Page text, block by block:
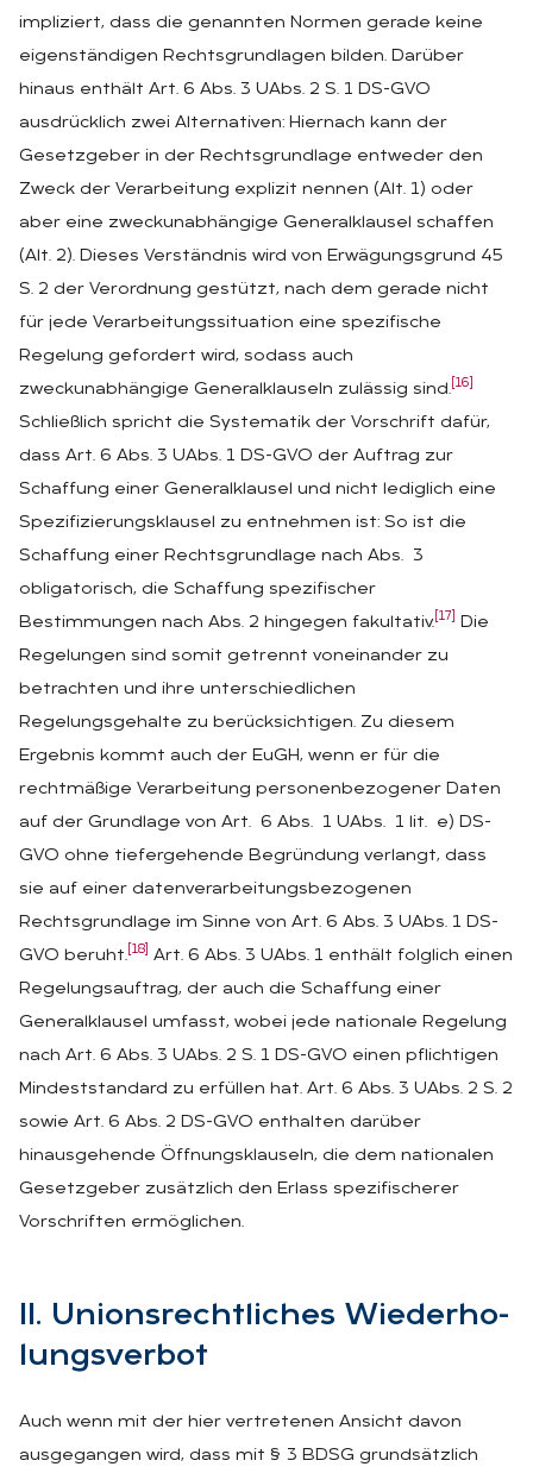
impliziert, dass die genannten Normen gerade keine
eigenständigen Rechtsgrundlagen bilden. Darüber
hinaus enthält Art. 6 Abs. 3 UAbs. 2 S. 1 DS-GVO
ausdrücklich zwei Alternativen: Hiernach kann der
Gesetzgeber in der Rechtsgrundlage entweder den
Zweck der Verarbeitung explizit nennen (Alt. 1) oder
aber eine zweckunabhängige Generalklausel schaffen
(Alt. 2). Dieses Verständnis wird von Erwägungsgrund 45
S. 2 der Verordnung gestützt, nach dem gerade nicht
für jede Verarbeitungssituation eine spezifische
Regelung gefordert wird, sodass auch
zweckunabhängige Generalklauseln zulässig sind. [16]
Schließlich spricht die Systematik der Vorschrift dafür,
dass Art. 6 Abs. 3 UAbs. 1 DS-GVO der Auftrag zur
Schaffung einer Generalklausel und nicht lediglich eine
Spezifizierungsklausel zu entnehmen ist: So ist die
Schaffung einer Rechtsgrundlage nach Abs. 3
obligatorisch, die Schaffung spezifischer
Bestimmungen nach Abs. 2 hingegen fakultativ. [17]
Die
Regelungen sind somit getrennt voneinander zu
betrachten und ihre unterschiedlichen
Regelungsgehalte zu berücksichtigen. Zu diesem
Ergebnis kommt auch der EuGH, wenn er für die
rechtmäßige Verarbeitung personenbezogener Daten
auf der Grundlage von Art. 6 Abs. 1 UAbs. 1 lit. e) DS-
GVO ohne tiefergehende Begründung verlangt, dass
sie auf einer datenverarbeitungsbezogenen
Rechtsgrundlage im Sinne von Art. 6 Abs. 3 UAbs. 1 DS-
GVO beruht. [18]
Art. 6 Abs. 3 UAbs. 1 enthält folglich einen
Regelungsauftrag, der auch die Schaffung einer
Generalklausel umfasst, wobei jede nationale Regelung
nach Art. 6 Abs. 3 UAbs. 2 S. 1 DS-GVO einen pflichtigen
Mindeststandard zu erfüllen hat. Art. 6 Abs. 3 UAbs. 2 S. 2
sowie Art. 6 Abs. 2 DS-GVO enthalten darüber
hinausgehende Öffnungsklauseln, die dem nationalen
Gesetzgeber zusätzlich den Erlass spezifischerer
Vorschriften ermöglichen.
II. Uni­ons­recht­li­ches Wie­der­ho­
lungs­ver­bot
Auch wenn mit der hier vertretenen Ansicht davon
ausgegangen wird, dass mit § 3 BDSG grundsätzlich